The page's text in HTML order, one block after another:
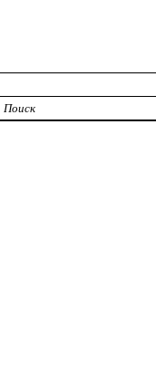
Поиск